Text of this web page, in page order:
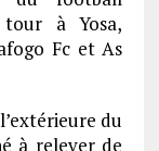
à Yosa,
Fc et As
du
à relever de